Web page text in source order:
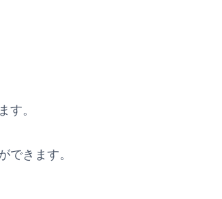
す。
できます。